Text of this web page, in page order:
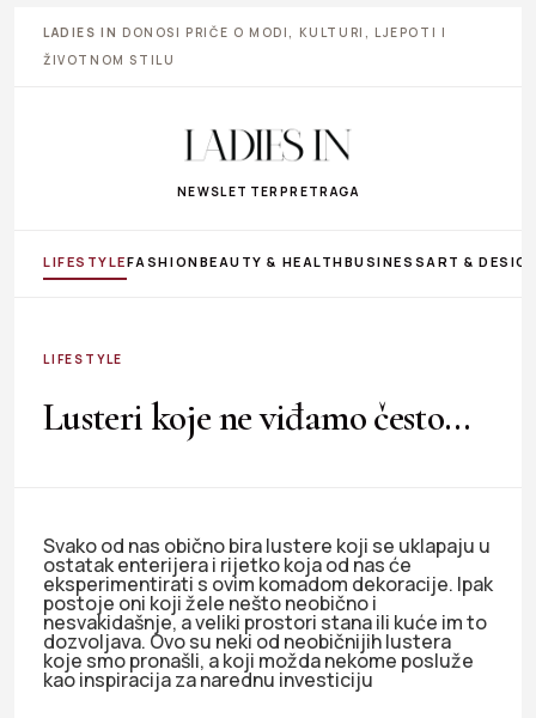
LADIES IN DONOSI PRIČE O MODI, KULTURI, LJEPOTI I
ŽIVOTNOM STILU
NEWSLETTER PRETRAGA
LIFESTYLEFASHIONBEAUTY & HEALTHBUSINESS ART &
LIFESTYLE
Lusteri koje ne viđamo često…
Svako od nas obično bira lustere koji se uklapaju u
ostatak enterijera i rijetko koja od nas će
eksperimentirati s ovim komadom dekoracije. Ipak
postoje oni koji žele nešto neobično i
nesvakidašnje, a veliki prostori stana ili kuće im to
dozvoljava. Ovo su neki od neobičnijih lustera
koje smo pronašli, a koji možda nekome posluže
kao inspiracija za narednu investiciju